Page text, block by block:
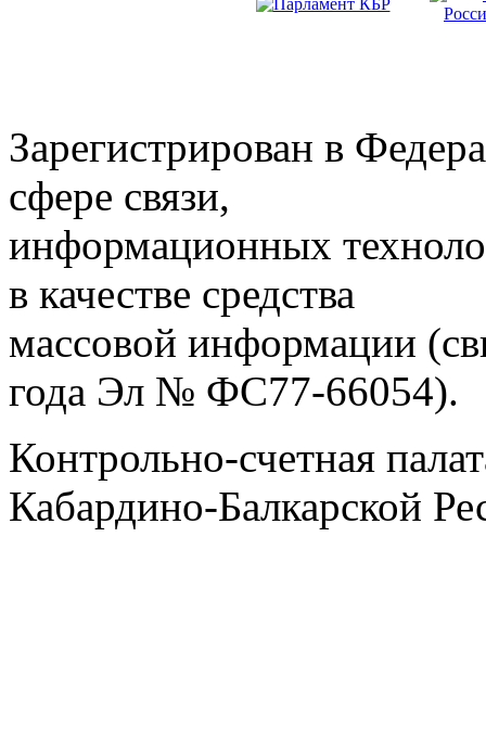
Зарегистрирован в
сфере связи,
информационных
в качестве средства
массовой информации
года Эл № ФС77-66054).
Контрольно-счетная
Кабардино-Балкарской